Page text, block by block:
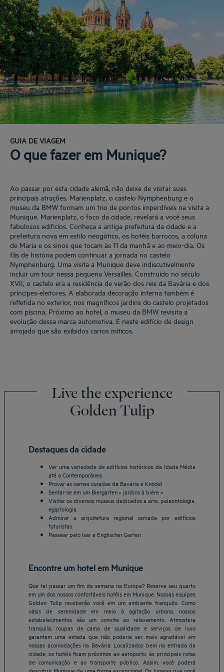
GUIA DE VIAGEM
O que fazer em Munique?
Ao passar por esta cidade alemã, não deixe de visitar suas
principais atrações. Marienplatz, o castelo Nymphenburg e o
museu da BMW formam um trio de pontos imperdíveis na visita a
Munique. Marienplatz, o foco da cidade, revelará a você seus
fabulosos edifícios. Conheça a antiga prefeitura da cidade e a
prefeitura nova em estilo neogótico, os hotéis barrocos, a coluna
de Maria e os sinos que tocam às 11 da manhã e ao meio-dia. Os
fãs de história podem continuar a jornada no castelo
Nymphenburg. Uma visita a Munique deve indiscutivelmente
incluir um tour nessa pequena Versailles. Construído no século
XVII, o castelo era a residência de verão dos reis da Bavária e dos
príncipes-eleitores. A elaborada decoração interna também é
refletida no exterior, nos magníficos jardins do castelo projetados
com piscina. Próximo ao hotel, o museu da BMW revisita a
evolução dessa marca automotiva. É neste edifício de design
arrojado que são exibidos carros míticos.
Live the experience
Golden Tulip
Destaques da cidade
Ver uma variedade de edifícios históricos, da Idade Média
até a Contemporânea
Provar as carnes curadas da Bavária e Knödel
Sentar-se em um Biergarten « jardins à bière »
Visitar os diversos museus dedicados a arte, paleontologia,
egiptologia.
Admirar a arquitetura regional cercada por edifícios
futuristas
Passear pelo Isar e Englischer Garten
Encontre um hotel em Munique
Que tal passar um fim de semana na Europa? Reserve seu quarto
em um dos nossos confortáveis hotéis em Munique. Nossas equipes
Golden Tulip receberão você em um ambiente tranquilo. Como
oásis de serenidade em meio à agitação urbana, nossos
estabelecimentos são um convite ao relaxamento. Atmosfera
tranquila, roupas de cama de qualidade e serviços de luxo
garantem uma estada que não poderia ser mais agradável em
nossas acomodações na Bavária. Localizados bem na entrada da
cidade, os hotéis ficam próximos ao aeroporto, às principais rotas
de comunicação e ao transporte público. Assim, você poderá
descobrir Munique de uma forma excepcional. Os lugares que você
Belo Horizonte Hotéis